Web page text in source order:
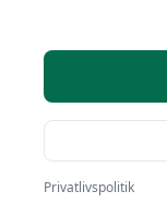
Bedste
Find de bedste
Privatlivspolitik